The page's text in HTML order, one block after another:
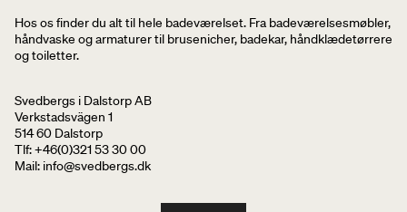
Hos os finder du alt til hele badeværelset. Fra badeværelsesmøbler,
håndvaske og armaturer til brusenicher, badekar, håndklædetørrere
og toiletter.
Svedbergs i Dalstorp AB
Verkstadsvägen 1
514 60 Dalstorp
Tlf: +46(0)321 53 30 00
Mail: info@svedbergs.dk